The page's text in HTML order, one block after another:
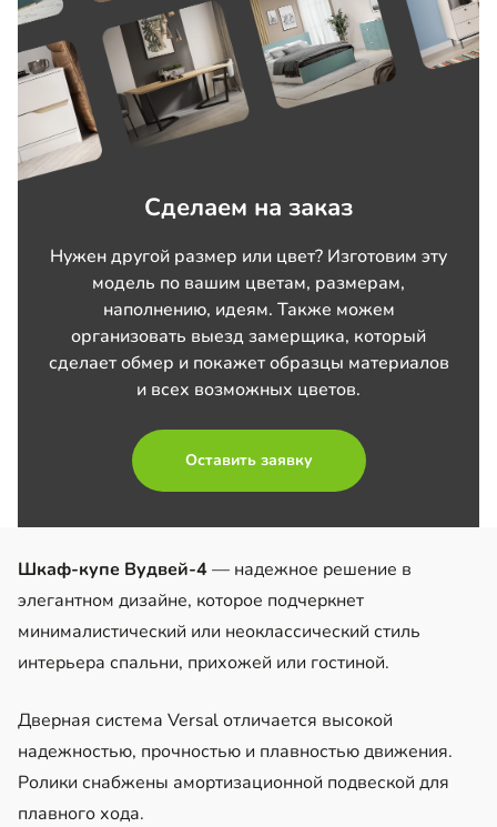
Сделаем на заказ
Нужен другой размер или цвет? Изготовим эту
модель по вашим цветам, размерам,
наполнению, идеям. Также можем
организовать выезд замерщика, который
сделает обмер и покажет образцы материалов
и всех возможных цветов.
Оставить заявку
Шкаф-купе Вудвей-4— надежное решение в
элегантном дизайне, которое подчеркнет
минималистический или неоклассический стиль
интерьера спальни, прихожей или гостиной.
Дверная система Versal отличается высокой
надежностью, прочностью и плавностью движения.
Ролики снабжены амортизационной подвеской для
плавного хода.